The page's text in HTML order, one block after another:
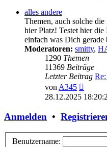
alles andere
Themen, auch solche
hier Platz! Testet hier
einfach was Dich gerade
Moderatoren: smitty,
1290 Themen
11369 Beiträge
Letzter Beitrag
vonA345
Beitrag
28.12.2025
Anmelden •
Benutzername: